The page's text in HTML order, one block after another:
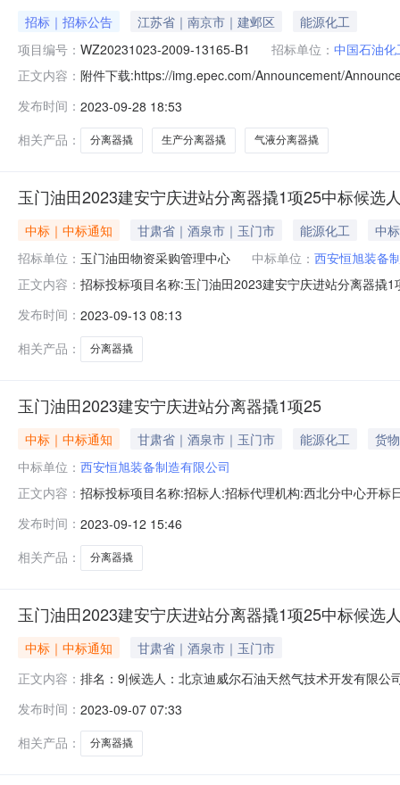
招标｜招标公告 江苏省｜南京市｜建邺区
能源化工
项目编号： WZ20231023-2009-13165-B1 招标单位： 中国石油
正文内容： 附件下载:https://img.epec.com/Announcement/
工股份有限公司华东油气分公司，招标项目资金来自企业
发布时间： 2023-09-28 18:53
相关产品：
分离器撬 生产分离器撬 气液分离器撬
玉门油田2023建安宁庆进站分离器撬1项25中标候选
中标｜中标通知 甘肃省｜酒泉市｜玉门市 能源化工
中
招标单位： 玉门油田物资采购管理中心 中标单位： 西安恒旭装备
正文内容： 招标投标项目名称:玉门油田2023建安宁庆进站分离器撬
至null
发布时间： 2023-09-13 08:13
相关产品：
分离器撬
玉门油田2023建安宁庆进站分离器撬1项25
中标｜中标通知 甘肃省｜酒泉市｜玉门市 能源化工
货物
中标单位： 西安恒旭装备制造有限公司
正文内容： 招标投标项目名称:招标人:招标代理机构:西北分中心开
发布时间： 2023-09-12 15:46
相关产品：
分离器撬
玉门油田2023建安宁庆进站分离器撬1项25中标候选
中标｜中标通知
甘肃省｜酒泉市｜玉门市
正文内容： 排名：9|候选人：北京迪威尔石油天然气技术开发有限
普石油机械设备制造有限公司排名：1|候选人：西安恒
候选人：中国石油
发布时间： 2023-09-07 07:33
相关产品：
分离器撬